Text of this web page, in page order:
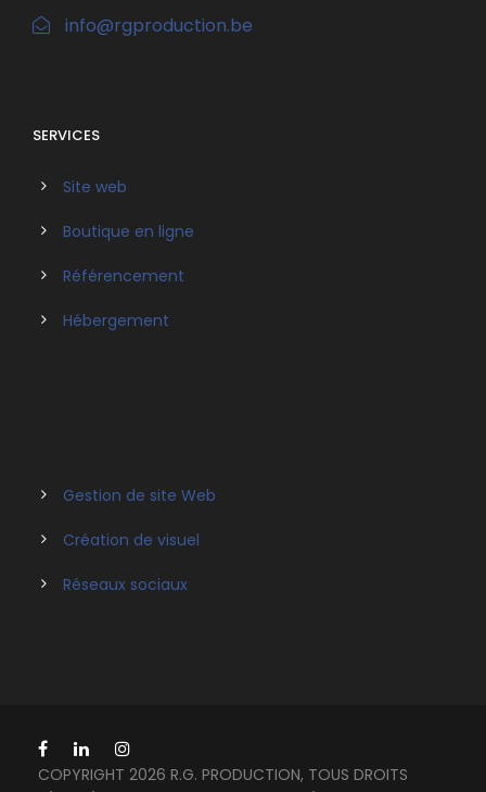
info@rgproduction.be
SERVICES
Site web
Boutique en ligne
Référencement
Hébergement
Gestion de site Web
Création de visuel
Réseaux sociaux
COPYRIGHT 2026 R.G. PRODUCTION, TOUS DROITS